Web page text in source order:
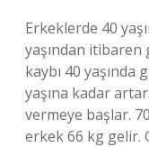
Erkeklerde 40
yaşından itibaren
kaybı 40
yaşına kadar
vermeye başlar.
erkek 66 kg gelir.